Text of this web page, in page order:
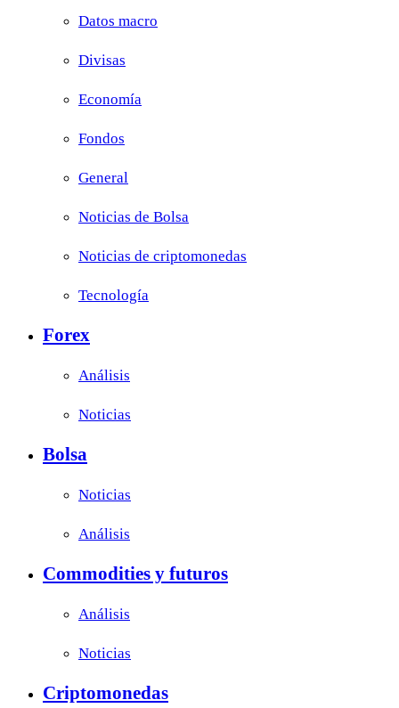
Datos macro
Divisas
Economía
Fondos
General
Noticias de Bolsa
Noticias de criptomonedas
Tecnología
Forex
Análisis
Noticias
Bolsa
Noticias
Análisis
Commodities y futuros
Análisis
Noticias
Criptomonedas